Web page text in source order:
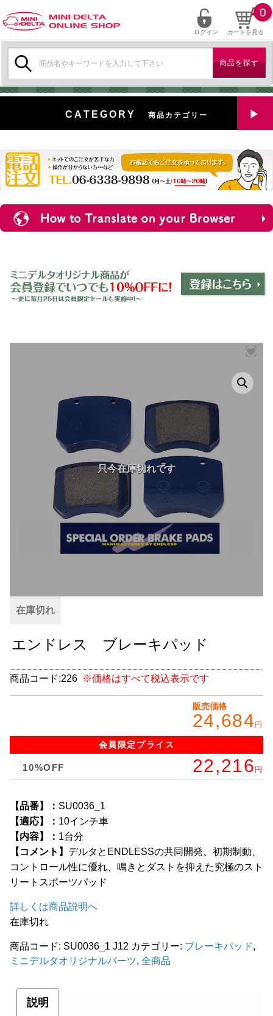
ログイン カートを見る
0
索:
CATEGORY 商品カテゴリー
特選中古車
対象商品
新入荷
ミニデルタオリジナルパーツ
＋
エクステリア
サスペンション・ブレーキ
タイヤ・ホイール
レーシングパーツ
メンテナンス・工具ツール
お得なセット商品
チームマルヤマ
デルタ秘蔵のレーシングコレクション
＋
パーツ種別から選ぶ
＋
＋
中古パーツ/在庫限り
便利アイテム
BMW MINI
全商品
在庫切れ
エンドレス ブレーキパッド
商品コード:226 ※価格はすべて税込表示です
販売価格
24,684 円
会員限定 プライス
10%OFF 22,216 円
【品番】： SU0036_1
【適応】： 10インチ車
【内容】： 1台分
【コメント】 デルタとENDLESSの共同開発。初期制動、
コントロール性に優れ、鳴きとダストを抑えた究極のスト
リートスポーツパッド
詳しくは商品説明へ
在庫切れ
商品コード: SU0036_1 J12 カテゴリー: ブレーキパッド,
ミニデルタオリジナルパーツ, 全商品
説明